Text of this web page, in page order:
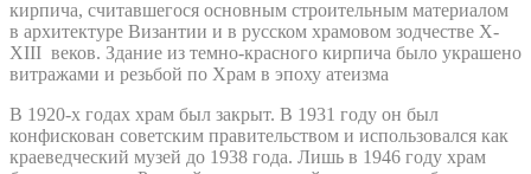
кирпича, считавшегося основным строительным материалом
в архитектуре Византии и в русском храмовом зодчестве X-
XIII веков. Здание из темно-красного кирпича было украшено
витражами и резьбой по Храм в эпоху атеизма
В 1920-х годах храм был закрыт. В 1931 году он был
конфискован советским правительством и использовался как
краеведческий музей до 1938 года. Лишь в 1946 году храм